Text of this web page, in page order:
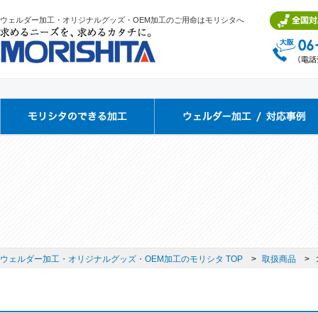
ウェルダー加工・オリジナルグッズ・OEM加工のご用命はモリシタへ
ウェルダー加工・オリジナルグッズ・OEM加工のモリシタ TOP 取扱商品